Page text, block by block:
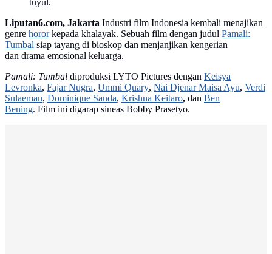
tuyul.
Liputan6.com, Jakarta Industri film Indonesia kembali menajikan
genre hororkepada khalayak. Sebuah film dengan judul Pamali:
Tumbal siap tayang di bioskop dan menjanjikan kengerian
dan drama emosional keluarga.
Pamali: Tumbal diproduksi LYTO Pictures dengan Keisya
Levronka, Fajar Nugra, Ummi Quary, Nai Djenar Maisa Ayu, Verdi
Sulaeman, Dominique Sanda, Krishna Keitaro, dan Ben
Bening. Film ini digarap sineas Bobby Prasetyo.